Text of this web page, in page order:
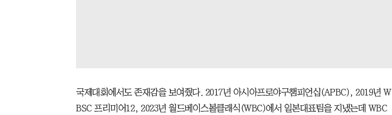
국제대회에서도 존재감을 보여줬다. 2017년 아시아프로야구챔피언십(APBC), 2019년 W
BSC 프리미어12, 2023년 월드베이스볼클래식(WBC)에서 일본대표팀을 지냈는데 WBC